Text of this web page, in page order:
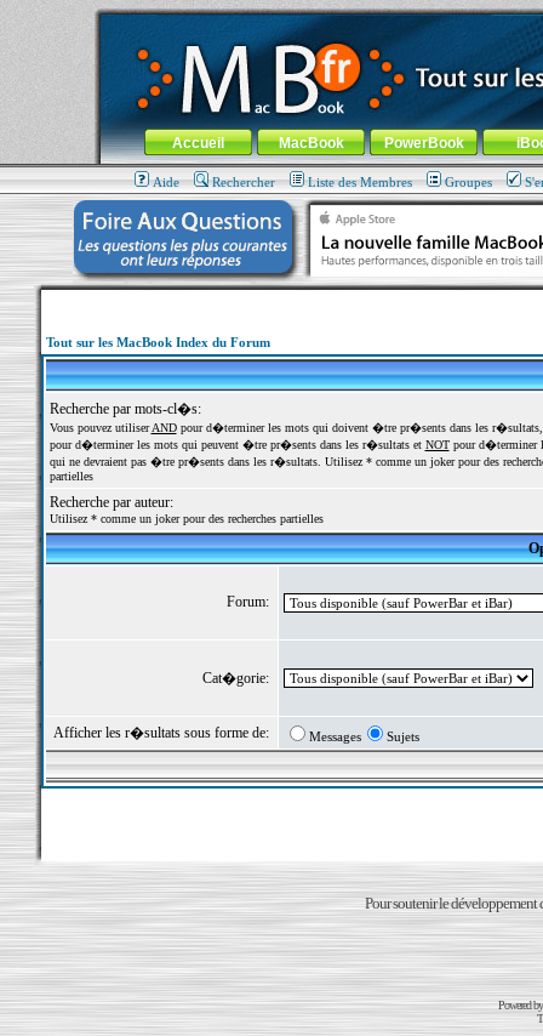
MacBook-fr.com : 100% Apple... 100% nomade !
Aller au contenu-Aller au menu général-Aller au menu de
Menu général
Accueil MacBook PowerBook
Aide Rechercher Liste des Membres Groupes
Tout sur les MacBook Index du Forum
Recherche par mots-cl�s:
Vous pouvez utiliserANDpour d�terminer les mots qui doivent �tre pr�sents dans les
pour d�terminer les mots qui peuvent �tre pr�sents dans les r�sultats et NOTpour d�terminer
qui ne devraient pas �tre pr�sents dans les r�sultats. Utilisez * comme un joker pour des
partielles
Recherche par auteur:
Utilisez * comme un joker pour des recherches partielles
Forum:
Cat�gorie:
Afficher les r�sultats sous forme de: Messages Sujets
Pour soutenir le développement
Powered